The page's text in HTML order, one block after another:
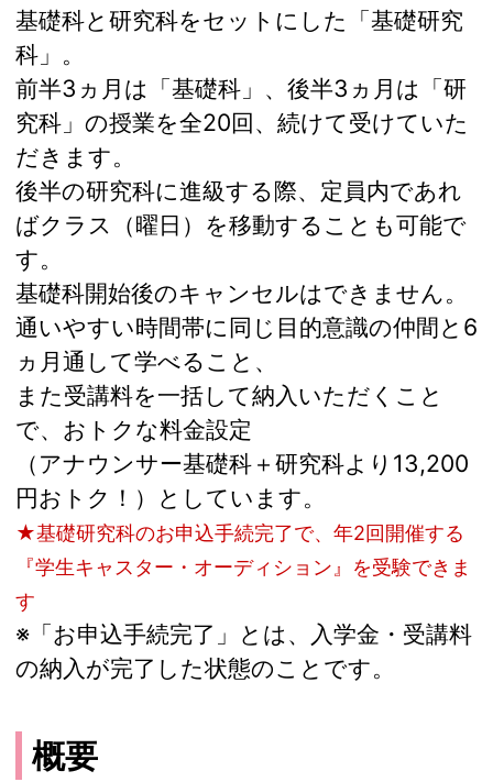
基礎科と研究科をセットにした「基礎研究
科」。
前半3ヵ月は「基礎科」、後半3ヵ月は「研
究科」の授業を全20回、続けて受けていた
だきます。
後半の研究科に進級する際、定員内であれ
ばクラス（曜日）を移動することも可能で
す。
基礎科開始後のキャンセルはできません。
通いやすい時間帯に同じ目的意識の仲間と6
ヵ月通して学べること、
また受講料を一括して納入いただくこと
で、おトクな料金設定
（アナウンサー基礎科＋研究科より13,200
円おトク！）としています。
★基礎研究科のお申込手続完了で、年2回開催する
『学生キャスター・オーディション』を受験できま
す
※「お申込手続完了」とは、入学金・受講料
の納入が完了した状態のことです。
概要